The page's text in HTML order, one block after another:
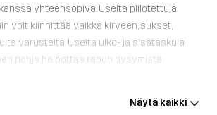
yhteensopiva. Useita piilotettuja
voit kiinnittää vaikka kirveen, sukset,
varusteita. Useita ulko- ja sisätaskuja
pohja helpottaa repun pysymistä
Näytä kaikki